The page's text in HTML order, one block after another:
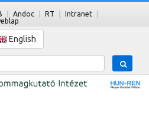
Andoc RT
Intranet
English